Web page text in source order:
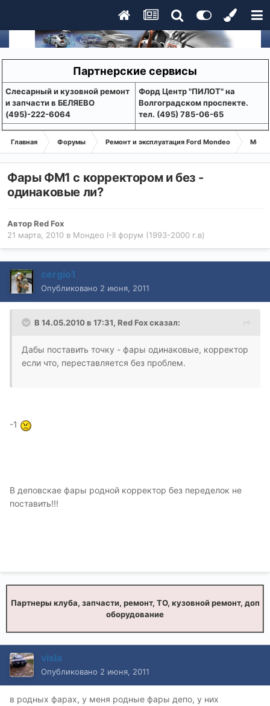
Партнерские сервисы
Слесарный и кузовной ремонт
и запчасти в БЕЛЯЕВО
(495)-222-6064
Форд Центр "ПИЛОТ" на
Волгоградском проспекте.
тел. (495) 785-06-65
Главная Форумы Ремонт и эксплуатация Ford Mondeo
Фары ФМ1 с корректором и без -
одинаковые ли?
АвторRed Fox
21 марта, 2010 в Мондео I-II форум (1993-2000 г.в)
cergio1
Опубликовано 2 июня, 2011
В 14.05.2010 в 17:31, Red Fox сказал:
Дабы поставить точку - фары одинаковые, корректор
если что, переставляется без проблем.
-1
В деповскае фары родной корректор без переделок не
поставить!!!
Партнеры клуба, запчасти, ремонт, ТО, кузовной ремонт, доп
оборудование
visla
Опубликовано 2 июня, 2011
в родных фарах, у меня родные фары депо, у них